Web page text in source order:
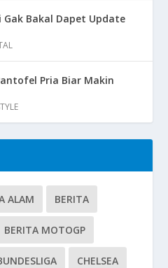
Gak Bakal Dapet Update
Pria Biar Makin
ALAM BERITA
BERITA MOTOGP
CHELSEA